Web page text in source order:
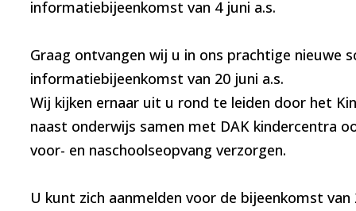
informatiebijeenkomst van 4 juni a.s.
Graag ontvangen wij u in ons prachtige nieuwe
informatiebijeenkomst van 20 juni a.s.
Wij kijken ernaar uit u rond te leiden door het
naast onderwijs samen met DAK kindercentra
voor- en naschoolseopvang verzorgen.
U kunt zich aanmelden voor de bijeenkomst van